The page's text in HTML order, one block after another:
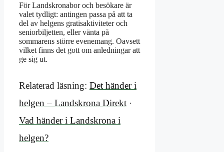
För Landskronabor och besökare är
valet tydligt: antingen passa på att ta
del av helgens gratisaktiviteter och
seniorbiljetten, eller vänta på
sommarens större evenemang. Oavsett
vilket finns det gott om anledningar att
ge sig ut.
Relaterad läsning: Det händer i
helgen – Landskrona Direkt ·
Vad händer i Landskrona i
helgen?